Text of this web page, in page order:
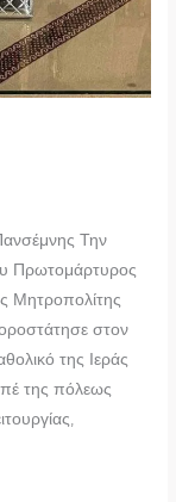
Την
Πρωτομάρτυρος
Μητροπολίτης
στον
της Ιεράς
της πόλεως